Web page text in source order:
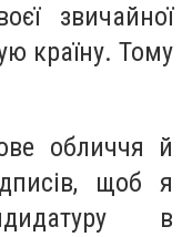
звичайної
країну. Тому
обличчя й
щоб я
в